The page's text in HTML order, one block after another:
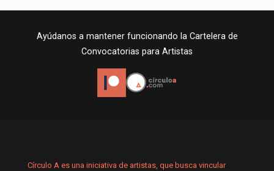
Ayúdanos a mantener funcionando la Cartelera de
Convocatorias para Artistas
Círculo A es una iniciativa de artistas, que busca vincular